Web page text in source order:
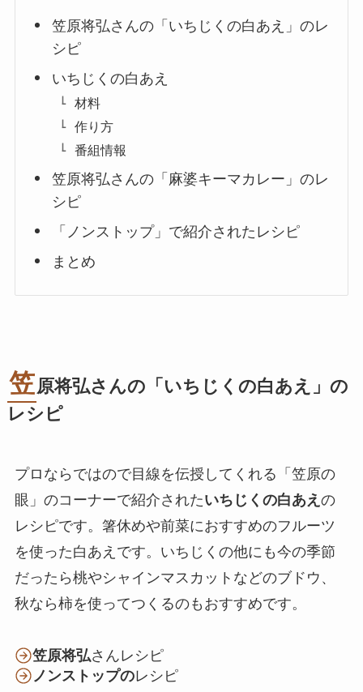
笠原将弘さんの「いちじくの白あえ」のレ
シピ
いちじくの白あえ
材料
作り方
番組情報
笠原将弘さんの「麻婆キーマカレー」のレ
シピ
「ノンストップ」で紹介されたレシピ
まとめ
笠原将弘さんの「いちじくの白あえ」の
レシピ
プロならではので目線を伝授してくれる「笠原の
眼」のコーナーで紹介されたいちじくの白あえ の
レシピです。箸休めや前菜におすすめのフルーツ
を使った白あえです。いちじくの他にも今の季節
だったら桃やシャインマスカットなどのブドウ、
秋なら柿を使ってつくるのもおすすめです。
笠原将弘さんレシピ
ノンストップのレシピ